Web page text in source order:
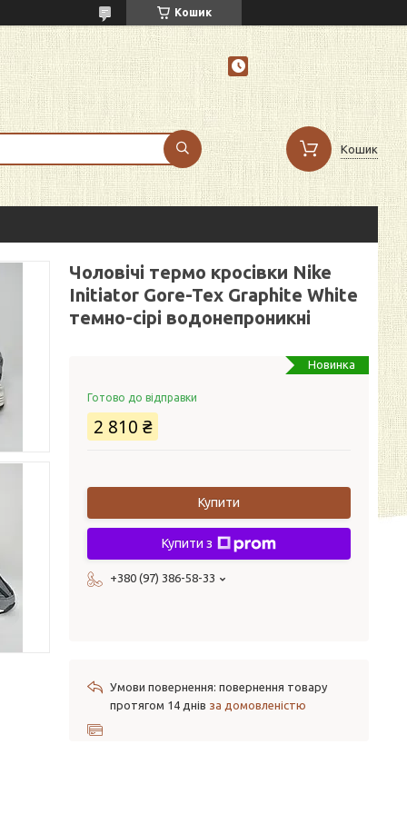
Кошик
Кошик
Чоловічі термо кросівки Nike
Initiator Gore-Tex Graphite White
темно-сірі водонепроникні
Новинка
Готово до відправки
2 810 ₴
Купити
Купити з
+380 (97) 386-58-33
повернення товару
протягом 14 днів за домовленістю